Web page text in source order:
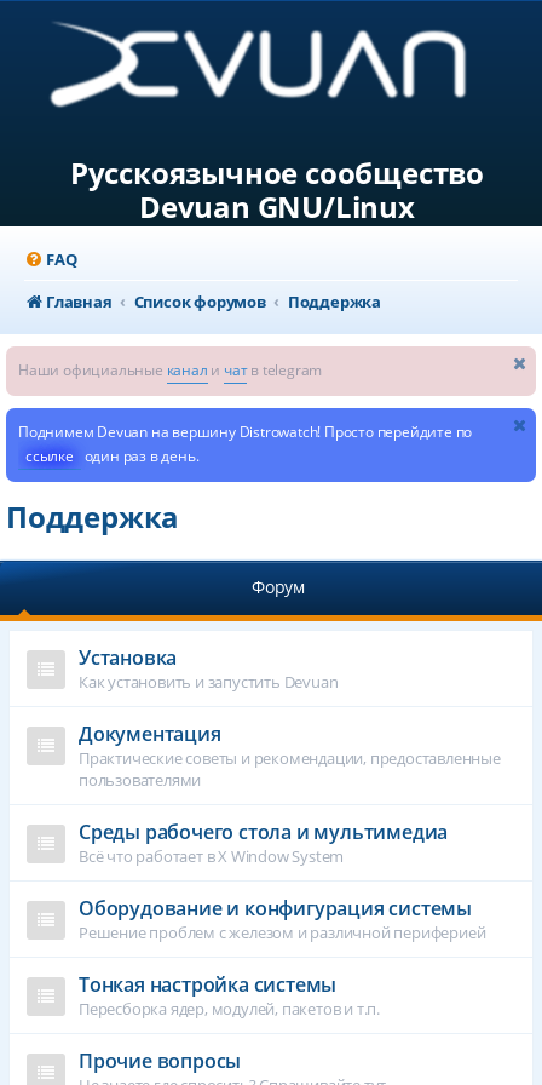
Русскоязычное сообщество
Devuan GNU/Linux
FAQ
Главная
Список форумов Поддержка
Наши официальные канал и чатв telegram
Поднимем Devuan на вершину Distrowatch! Просто перейдите по
ссылке один раз в день.
Поддержка
Форум
Установка
Как установить и запустить Devuan
Документация
Практические советы и рекомендации, предоставленные
пользователями
Среды рабочего стола и мультимедиа
Всё что работает в X Window System
Оборудование и конфигурация системы
Решение проблем с железом и различной периферией
Тонкая настройка системы
Пересборка ядер, модулей, пакетов и т.п.
Прочие вопросы